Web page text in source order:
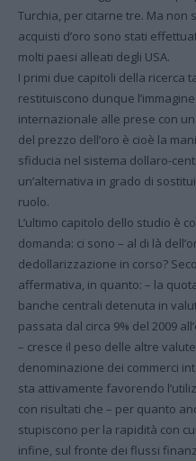
Turchia, per citarne tre. Ma non
acquisti d’oro sono stati
molti paesi alleati degli USA.
I primi due capitoli della ricerca
restituiscono dunque
internazionale alle prese con
del prezzo dell’oro è cioè la
sfiducia nel sistema dollaro-
un’alternativa in grado di
ruolo.
L’ultimo capitolo dello studio è
domanda: ci sono – al di là
dedollarizzazione in corso?
affermativa, in quanto: – la
banche centrali detenuta in
passata dal circa 9% del 2009
– cresce il peso delle altre
denominazione dei commerci
sta attivamente favorendo
con risultati che – per quanto
stupiscono per la rapidità con
infine, sul fronte dei flussi